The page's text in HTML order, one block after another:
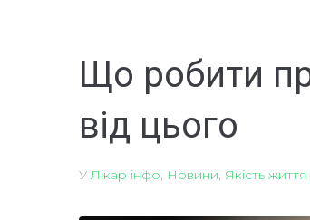
Що робити
від цього
УЛікар інфо, Новини, Якість життя